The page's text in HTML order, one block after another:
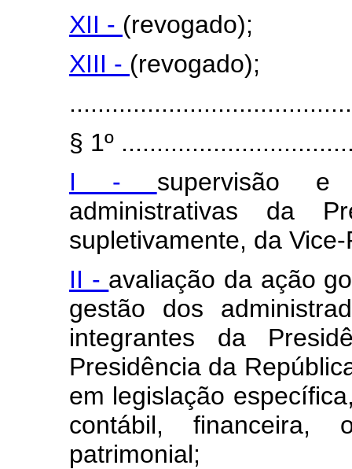
XII - (revogado);
XIII - (revogado);
§ 1º
I - supervisão e
administrativas da
supletivamente, da
II - avaliação da ação
gestão dos
integrantes da
Presidência da
em legislação
contábil, financeira,
patrimonial;